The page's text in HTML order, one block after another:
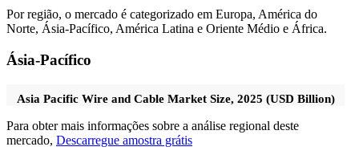
Por região, o mercado é categorizado em Europa, América do
Norte, Ásia-Pacífico, América Latina e Oriente Médio e África.
Ásia-Pacífico
Asia Pacific Wire and Cable Market Size, 2025 (USD Billion)
Para obter mais informações sobre a análise regional deste
mercado, Descarregue amostra grátis